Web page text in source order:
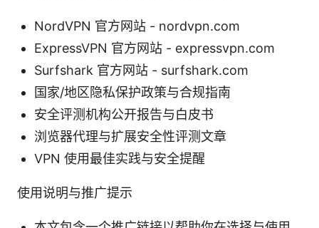
NordVPN 官方网站 - nordvpn.com
ExpressVPN 官方网站 - expressvpn.com
Surfshark 官方网站 - surfshark.com
国家/地区隐私保护政策与合规指南
安全评测机构公开报告与白皮书
浏览器代理与扩展安全性评测文章
VPN 使用最佳实践与安全提醒
使用说明与推广提示